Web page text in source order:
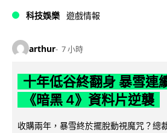
科技娛樂 遊戲情報
arthur 7 小時
十年低谷終翻身 暴雪連
《暗黑 4》資料片逆襲
收購兩年，暴雪終於擺脫動視魔咒？總